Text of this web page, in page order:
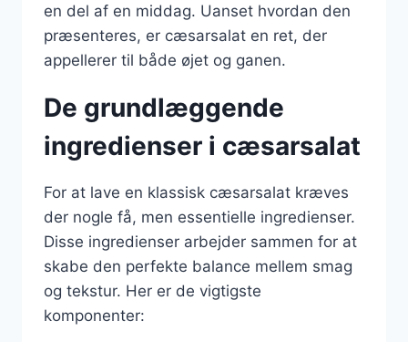
en del af en middag. Uanset hvordan den
præsenteres, er cæsarsalat en ret, der
appellerer til både øjet og ganen.
De grundlæggende
ingredienser i cæsarsalat
For at lave en klassisk cæsarsalat kræves
der nogle få, men essentielle ingredienser.
Disse ingredienser arbejder sammen for at
skabe den perfekte balance mellem smag
og tekstur. Her er de vigtigste
komponenter: